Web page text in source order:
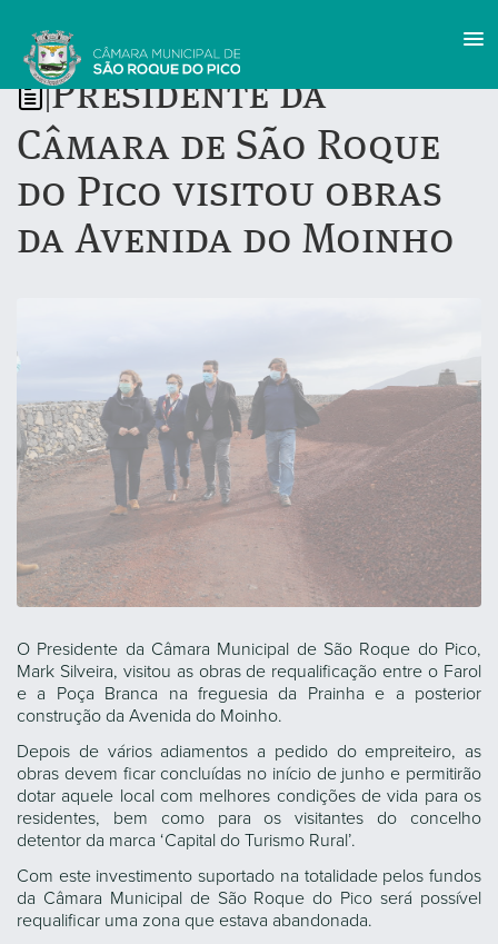
Presidente da
Câmara de São Roque
do Pico visitou obras
da Avenida do Moinho
O Presidente da Câmara Municipal de São Roque do Pico,
Mark Silveira, visitou as obras de requalificação entre o Farol
e a Poça Branca na freguesia da Prainha e a posterior
construção da Avenida do Moinho.
Depois de vários adiamentos a pedido do empreiteiro, as
obras devem ficar concluídas no início de junho e permitirão
dotar aquele local com melhores condições de vida para os
residentes, bem como para os visitantes do concelho
detentor da marca ‘Capital do Turismo Rural’.
Com este investimento suportado na totalidade pelos fundos
da Câmara Municipal de São Roque do Pico será possível
requalificar uma zona que estava abandonada.